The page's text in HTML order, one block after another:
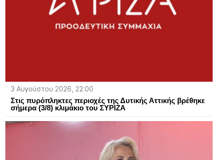
3 Αυγούστου 2026, 22:00
Στις πυρόπληκτες περιοχές της Δυτικής Αττικής βρέθηκε
σήμερα (3/8) κλιμάκιο του ΣΥΡΙΖΑ